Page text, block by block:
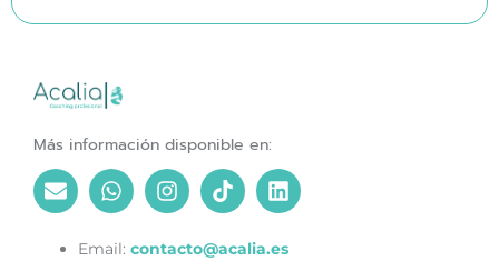
Más información disponible en:
Email: contacto@acalia.es